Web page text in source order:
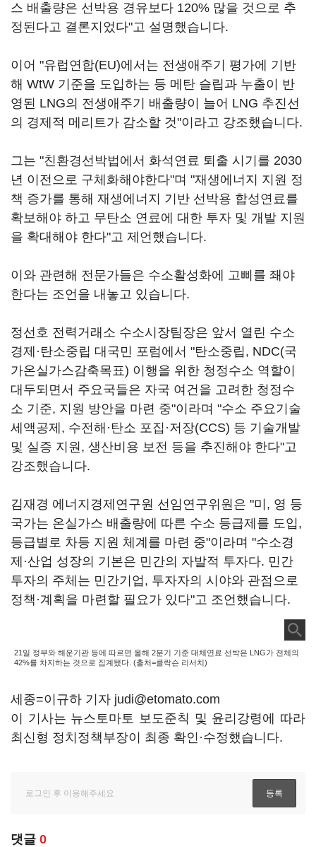
스 배출량은 선박용 경유보다 120% 많을 것으로 추
정된다고 결론지었다"고 설명했습니다.
이어 "유럽연합(EU)에서는 전생애주기 평가에 기반
해 WtW 기준을 도입하는 등 메탄 슬립과 누출이 반
영된 LNG의 전생애주기 배출량이 늘어 LNG 추진선
의 경제적 메리트가 감소할 것"이라고 강조했습니다.
그는 "친환경선박법에서 화석연료 퇴출 시기를 2030
년 이전으로 구체화해야한다"며 "재생에너지 지원 정
책 증가를 통해 재생에너지 기반 선박용 합성연료를
확보해야 하고 무탄소 연료에 대한 투자 및 개발 지원
을 확대해야 한다"고 제언했습니다.
이와 관련해 전문가들은 수소활성화에 고삐를 좨야
한다는 조언을 내놓고 있습니다.
정선호 전력거래소 수소시장팀장은 앞서 열린 수소
경제·탄소중립 대국민 포럼에서 "탄소중립, NDC(국
가온실가스감축목표) 이행을 위한 청정수소 역할이
대두되면서 주요국들은 자국 여건을 고려한 청정수
소 기준, 지원 방안을 마련 중"이라며 "수소 주요기술
세액공제, 수전해·탄소 포집·저장(CCS) 등 기술개발
및 실증 지원, 생산비용 보전 등을 추진해야 한다"고
강조했습니다.
김재경 에너지경제연구원 선임연구위원은 "미, 영 등
국가는 온실가스 배출량에 따른 수소 등급제를 도입,
등급별로 차등 지원 체계를 마련 중"이라며 "수소경
제·산업 성장의 기본은 민간의 자발적 투자다. 민간
투자의 주체는 민간기업, 투자자의 시야와 관점으로
정책·계획을 마련할 필요가 있다"고 조언했습니다.
21일 정부와 해운기관 등에 따르면 올해 2분기 기준 대체연료 선박은 LNG가 전체의
42%를 차지하는 것으로 집계됐다. (출처=클락슨 리서치)
세종=이규하 기자 judi@etomato.com
이 기사는 뉴스토마토 보도준칙 및 윤리강령에 따라
최신형 정치정책부장이 최종 확인·수정했습니다.
댓글 0